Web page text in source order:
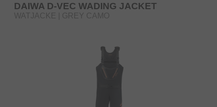
DAIWA D-VEC WADING JACKET
WATJACKE | GREY CAMO